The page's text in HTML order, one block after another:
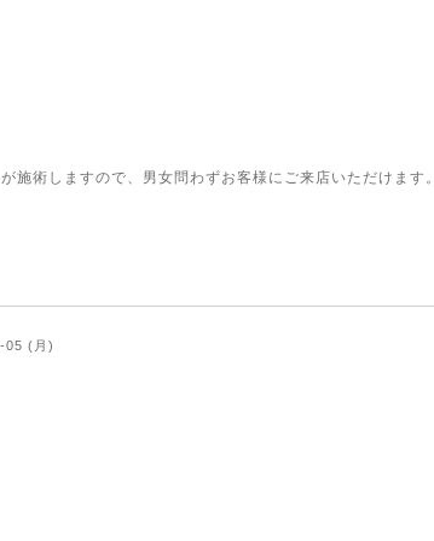
術しますので、男女問わずお客様にご来店いただけます。
05 (月)